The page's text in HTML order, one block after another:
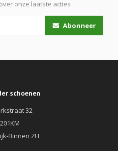
onze laatste acties
Abonneer
schoenen
32
Binnen ZH